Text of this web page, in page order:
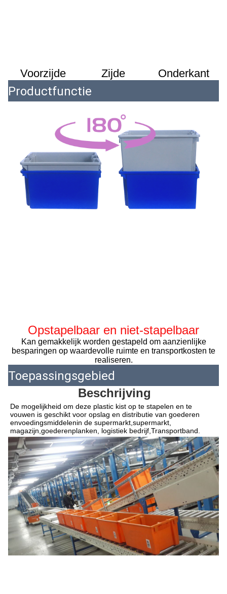
Voorzijde Zijde Onderkant
Productfunctie
Opstapelbaar en niet-stapelbaar
Kan gemakkelijk worden gestapeld om aanzienlijke
besparingen op waardevolle ruimte en transportkosten te
realiseren.
Toepassingsgebied
Beschrijving
De mogelijkheid om deze plastic kist op te stapelen en te
vouwen is geschikt voor opslag en distributie van goederen
envoedingsmiddelenin de supermarkt,supermarkt,
magazijn,goederenplanken, logistiek bedrijf,Transportband.